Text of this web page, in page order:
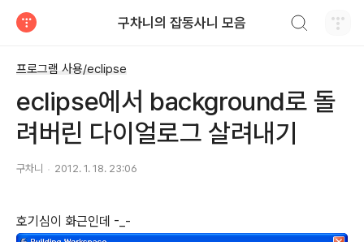
구차니의 잡동사니 모음
프로그램 사용/eclipse
eclipse에서 background로 돌
려버린 다이얼로그 살려내기
구차니 2012. 1. 18. 23:06
호기심이 화근인데 -_-